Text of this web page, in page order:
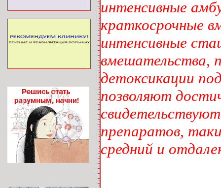
интенсивные
краткосрочные
интенсивные
вмешательства,
детоксикации
позволяют
препаратов,
средний и